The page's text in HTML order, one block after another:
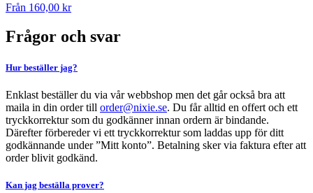
Från 160,00 kr
Frågor och svar
Hur beställer jag?
Enklast beställer du via vår webbshop men det går också bra att
maila in din order till order@nixie.se. Du får alltid en offert och ett
tryckkorrektur som du godkänner innan ordern är bindande.
Därefter förbereder vi ett tryckkorrektur som laddas upp för ditt
godkännande under ”Mitt konto”. Betalning sker via faktura efter att
order blivit godkänd.
Kan jag beställa prover?